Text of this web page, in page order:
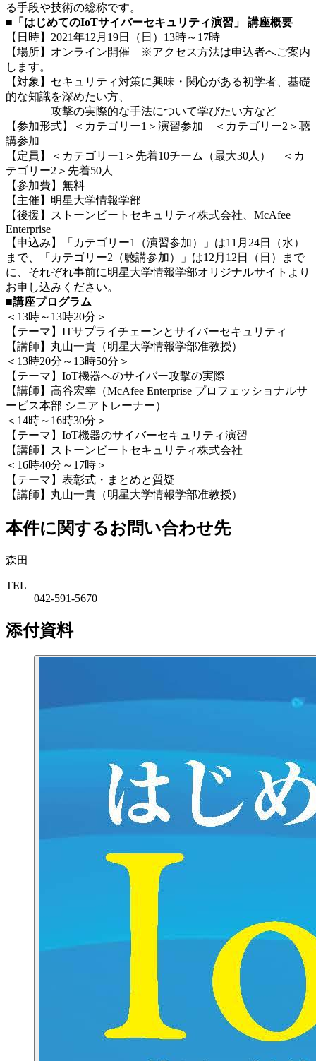
る手段や技術の総称です。
■「はじめてのIoTサイバーセキュリティ演習」 講座概要
【日時】2021年12月19日（日）13時～17時
【場所】オンライン開催 ※アクセス方法は申込者へご案内
します。
【対象】セキュリティ対策に興味・関心がある初学者、基礎
的な知識を深めたい方、
攻撃の実際的な手法について学びたい方など
【参加形式】＜カテゴリー1＞演習参加 ＜カテゴリー2＞聴
講参加
【定員】＜カテゴリー1＞先着10チーム（最大30人） ＜カ
テゴリー2＞先着50人
【参加費】無料
【主催】明星大学情報学部
【後援】ストーンビートセキュリティ株式会社、McAfee
Enterprise
【申込み】「カテゴリー1（演習参加）」は11月24日（水）
まで、「カテゴリー2（聴講参加）」は12月12日（日）まで
に、それぞれ事前に明星大学情報学部オリジナルサイトより
お申し込みください。
■講座プログラム
＜13時～13時20分＞
【テーマ】ITサプライチェーンとサイバーセキュリティ
【講師】丸山一貴（明星大学情報学部准教授）
＜13時20分～13時50分＞
【テーマ】IoT機器へのサイバー攻撃の実際
【講師】高谷宏幸（McAfee Enterprise プロフェッショナルサ
ービス本部 シニアトレーナー）
＜14時～16時30分＞
【テーマ】IoT機器のサイバーセキュリティ演習
【講師】ストーンビートセキュリティ株式会社
＜16時40分～17時＞
【テーマ】表彰式・まとめと質疑
【講師】丸山一貴（明星大学情報学部准教授）
本件に関するお問い合わせ先
森田
TEL
042-591-5670
添付資料